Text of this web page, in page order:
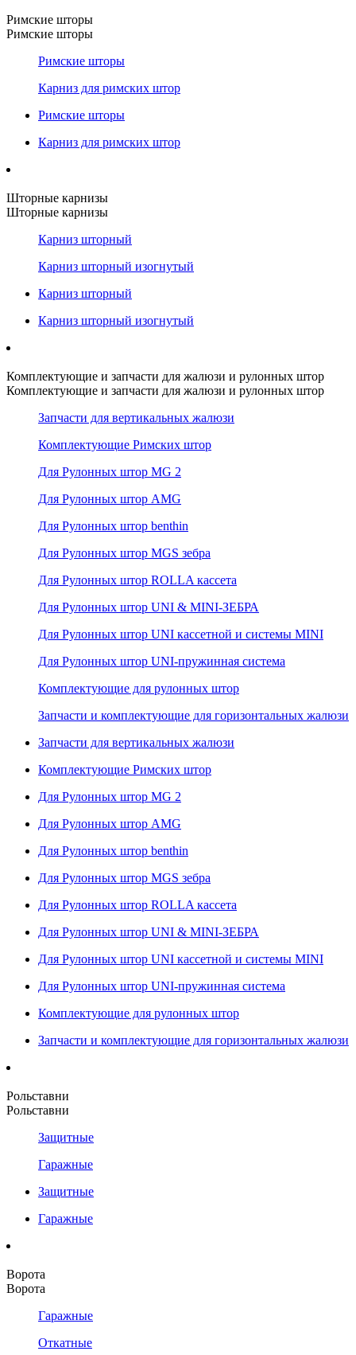
Римские шторы
Римские шторы
Римские шторы
Карниз для римских штор
Римские шторы
Карниз для римских штор
Шторные карнизы
Шторные карнизы
Карниз шторный
Карниз шторный изогнутый
Карниз шторный
Карниз шторный изогнутый
Комплектующие и запчасти для жалюзи и рулонных штор
Комплектующие и запчасти для жалюзи и рулонных штор
Запчасти для вертикальных жалюзи
Комплектующие Римских штор
Для Рулонных штор MG 2
Для Рулонных штор AMG
Для Рулонных штор benthin
Для Рулонных штор MGS зебра
Для Рулонных штор ROLLA кассета
Для Рулонных штор UNI & MINI-ЗЕБРА
Для Рулонных штор UNI кассетной и системы MINI
Для Рулонных штор UNI-пружинная система
Комплектующие для рулонных штор
Запчасти и комплектующие для горизонтальных жалюзи
Запчасти для вертикальных жалюзи
Комплектующие Римских штор
Для Рулонных штор MG 2
Для Рулонных штор AMG
Для Рулонных штор benthin
Для Рулонных штор MGS зебра
Для Рулонных штор ROLLA кассета
Для Рулонных штор UNI & MINI-ЗЕБРА
Для Рулонных штор UNI кассетной и системы MINI
Для Рулонных штор UNI-пружинная система
Комплектующие для рулонных штор
Запчасти и комплектующие для горизонтальных жалюзи
Рольставни
Рольставни
Защитные
Гаражные
Защитные
Гаражные
Ворота
Ворота
Гаражные
Откатные